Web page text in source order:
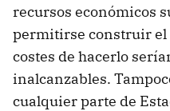
recursos económicos
permitirse construir el
costes de hacerlo
inalcanzables.
cualquier parte de